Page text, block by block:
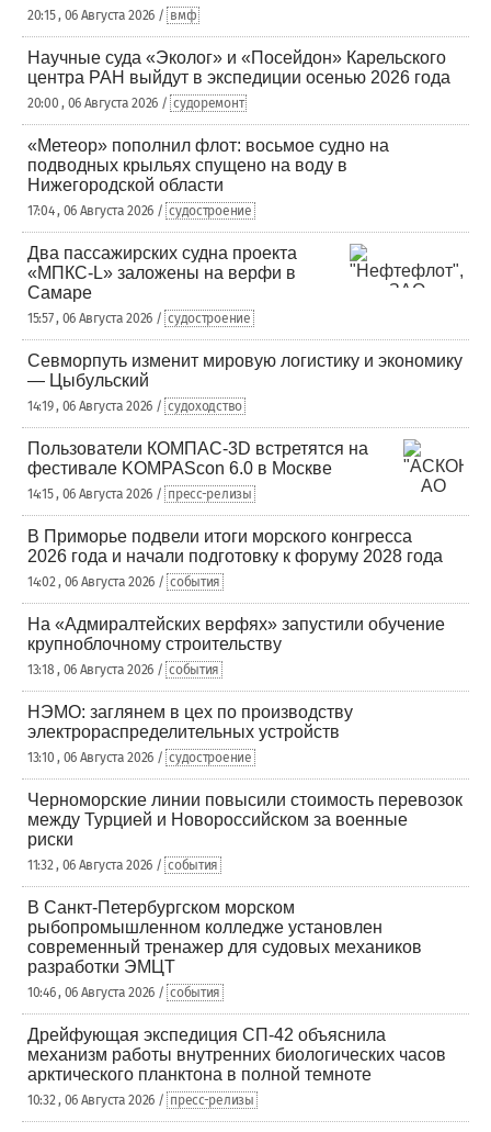
20:15 , 06 Августа 2026 / вмф
Научные суда «Эколог» и «Посейдон» Карельского
центра РАН выйдут в экспедиции осенью 2026 года
20:00 , 06 Августа 2026 / судоремонт
«Метеор» пополнил флот: восьмое судно на
подводных крыльях спущено на воду в
Нижегородской области
17:04 , 06 Августа 2026 / судостроение
Два пассажирских судна проекта
«МПКС-L» заложены на верфи в
Самаре
15:57 , 06 Августа 2026 / судостроение
Севморпуть изменит мировую логистику и экономику
— Цыбульский
14:19 , 06 Августа 2026 / судоходство
Пользователи КОМПАС-3D встретятся на
фестивале KOMPAScon 6.0 в Москве
14:15 , 06 Августа 2026 / пресс-релизы
В Приморье подвели итоги морского конгресса
2026 года и начали подготовку к форуму 2028 года
14:02 , 06 Августа 2026 / события
На «Адмиралтейских верфях» запустили обучение
крупноблочному строительству
13:18 , 06 Августа 2026 / события
НЭМО: заглянем в цех по производству
электрораспределительных устройств
13:10 , 06 Августа 2026 / судостроение
Черноморские линии повысили стоимость перевозок
между Турцией и Новороссийском за военные
риски
11:32 , 06 Августа 2026 / события
В Санкт-Петербургском морском
рыбопромышленном колледже установлен
современный тренажер для судовых механиков
разработки ЭМЦТ
10:46 , 06 Августа 2026 / события
Дрейфующая экспедиция СП-42 объяснила
механизм работы внутренних биологических часов
арктического планктона в полной темноте
10:32 , 06 Августа 2026 / пресс-релизы